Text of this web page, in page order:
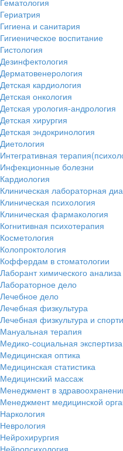
Гематология
Гериатрия
Гигиена и санитария
Гигиеническое воспитание
Гистология
Дезинфектология
Дерматовенерология
Детская кардиология
Детская онкология
Детская урология-андрология
Детская хирургия
Детская эндокринология
Диетология
Интегративная
Инфекционные болезни
Кардиология
Клиническая лабораторная
Клиническая психология
Клиническая фармакология
Когнитивная психотерапия
Косметология
Колопроктология
Коффердам в стоматологии
Лаборант химического анализа
Лабораторное дело
Лечебное дело
Лечебная физкультура
Лечебная физкультура и
Мануальная терапия
Медико-социальная экспертиза
Медицинская оптика
Медицинская статистика
Медицинский массаж
Менеджмент в
Менеджмент медицинской
Наркология
Неврология
Нейрохирургия